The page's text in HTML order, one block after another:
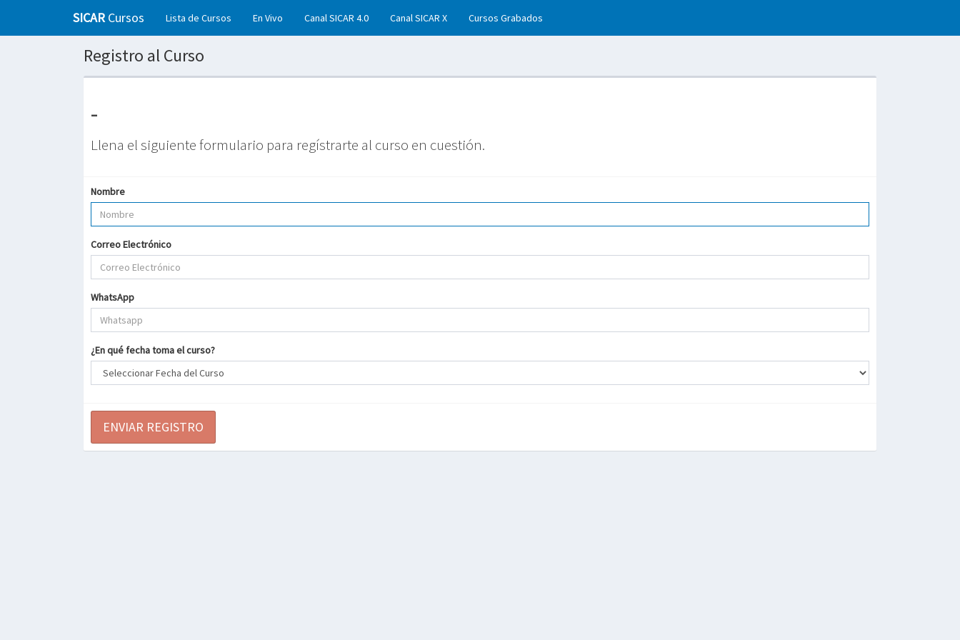
SICARCursos Lista de Cursos En Vivo Canal SICAR 4.0 Canal SICAR X Cursos Grabados
Registro al Curso
-
Llena el siguiente formulario para regístrarte al curso en cuestión.
Nombre
Correo Electrónico
WhatsApp
¿En qué fecha toma el curso?
ENVIAR REGISTRO